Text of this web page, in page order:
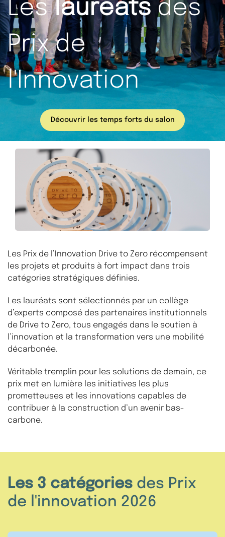
Leslauréats des
Prix de
l'Innovation
Découvrir les temps forts du salon
Les Prix de l’Innovation Drive to Zero récompensent
les projets et produits à fort impact dans trois
catégories stratégiques définies.
Les lauréats sont sélectionnés par un collège
d’experts composé des partenaires institutionnels
de Drive to Zero, tous engagés dans le soutien à
l’innovation et la transformation vers une mobilité
décarbonée.
Véritable tremplin pour les solutions de demain, ce
prix met en lumière les initiatives les plus
prometteuses et les innovations capables de
contribuer à la construction d’un avenir bas-
carbone.
Les 3 catégories des Prix
de l'innovation 2026